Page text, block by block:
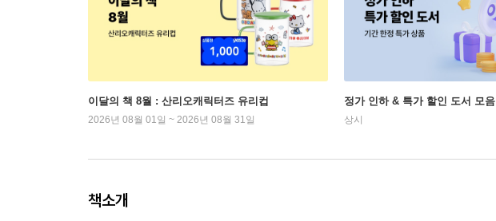
이달의 책 8월 : 산리오캐릭터즈 유리컵
2026년 08월 01일 ~ 2026년 08월 31일
정가 인하 & 특가 할인 도서 모음
상시
책소개